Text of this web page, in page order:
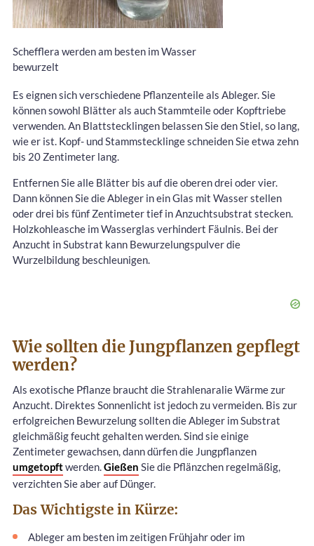
Schefflera werden am besten im Wasser
bewurzelt
Es eignen sich verschiedene Pflanzenteile als Ableger. Sie
können sowohl Blätter als auch Stammteile oder Kopftriebe
verwenden. An Blattstecklingen belassen Sie den Stiel, so lang,
wie er ist. Kopf- und Stammstecklinge schneiden Sie etwa zehn
bis 20 Zentimeter lang.
Entfernen Sie alle Blätter bis auf die oberen drei oder vier.
Dann können Sie die Ableger in ein Glas mit Wasser stellen
oder drei bis fünf Zentimeter tief in Anzuchtsubstrat stecken.
Holzkohleasche im Wasserglas verhindert Fäulnis. Bei der
Anzucht in Substrat kann Bewurzelungspulver die
Wurzelbildung beschleunigen.
Wie sollten die Jungpflanzen gepflegt
werden?
Als exotische Pflanze braucht die Strahlenaralie Wärme zur
Anzucht. Direktes Sonnenlicht ist jedoch zu vermeiden. Bis zur
erfolgreichen Bewurzelung sollten die Ableger im Substrat
gleichmäßig feucht gehalten werden. Sind sie einige
Zentimeter gewachsen, dann dürfen die Jungpflanzen
umgetopftwerden. Gießen Sie die Pflänzchen regelmäßig,
verzichten Sie aber auf Dünger.
Das Wichtigste in Kürze:
Ableger am besten im zeitigen Frühjahr oder im